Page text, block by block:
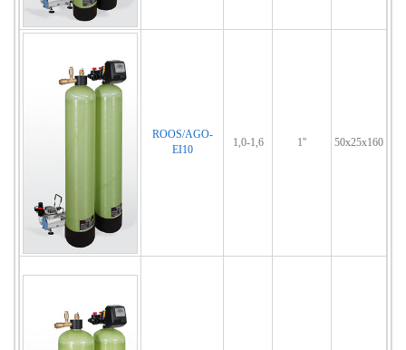
ROOS/AGO-
EI10
1,0-1,6 1'' 50x25x160